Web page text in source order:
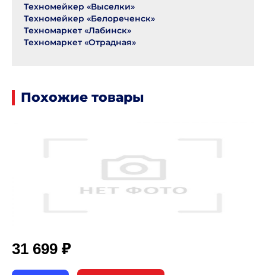
Техномейкер «Выселки»
Техномейкер «Белореченск»
Техномаркет «Лабинск»
Техномаркет «Отрадная»
Похожие товары
31 699 ₽